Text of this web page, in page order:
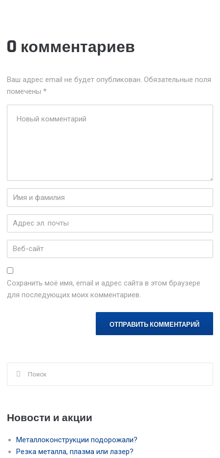
0 комментариев
Ваш адрес email не будет опубликован. Обязательные поля
помечены*
комментарий*
Имя
и
фамилия*
Адрес
эл.
почты*
Веб-
сайт
Сохранить моё имя, email и адрес сайта в этом браузере
для последующих моих комментариев.
Новости и акции
Металлоконструкции подорожали?
Резка металла, плазма или лазер?